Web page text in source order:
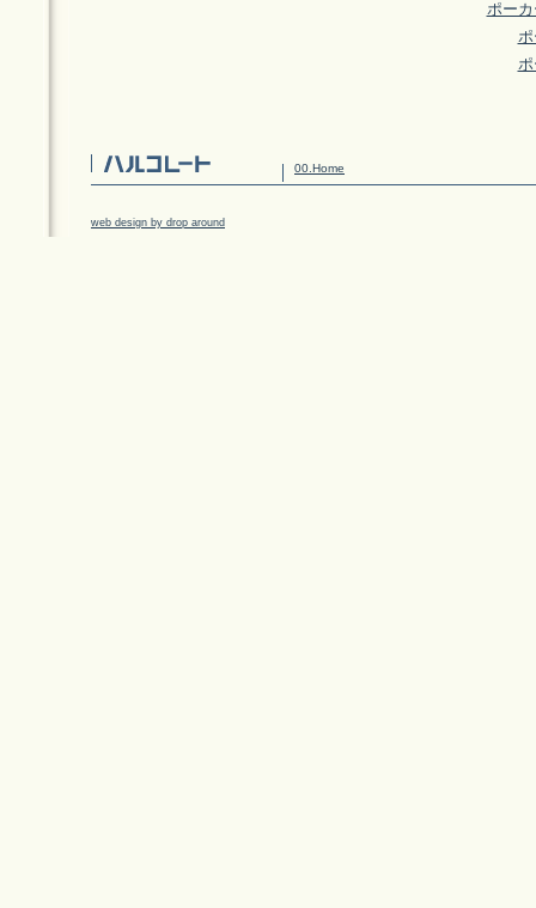
ポー
00.Home
web design by drop around